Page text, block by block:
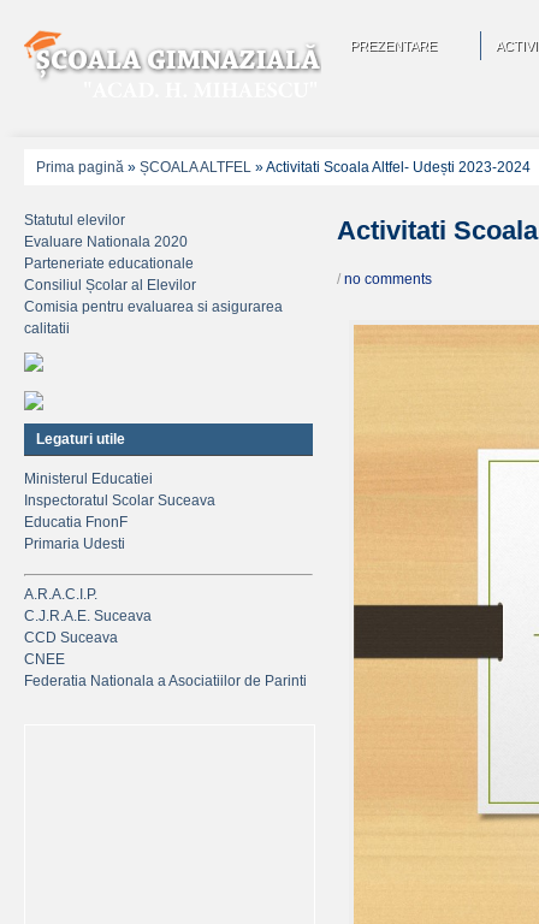
PREZENTARE
Prima pagină » ȘCOALA ALTFEL »Activitati Scoala Altfel- Udești 2023-2024
Activitati
/ no comments
Statutul elevilor
Evaluare Nationala 2020
Parteneriate educationale
Consiliul Școlar al Elevilor
Comisia pentru evaluarea si asigurarea
calitatii
Legaturi utile
Ministerul Educatiei
Inspectoratul Scolar Suceava
Educatia FnonF
Primaria Udesti
A.R.A.C.I.P.
C.J.R.A.E. Suceava
CCD Suceava
CNEE
Federatia Nationala a Asociatiilor de Parinti